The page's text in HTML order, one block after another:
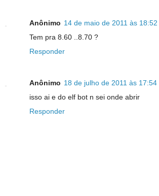
Anônimo 14 de maio de 2011 às 18:52
Tem pra 8.60 ..8.70 ?
Responder
Anônimo 18 de julho de 2011 às 17:54
isso ai e do elf bot n sei onde abrir
Responder